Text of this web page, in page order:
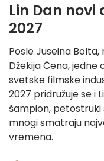
Lin Dan
2027
Posle Juseina
Džekija Čena,
svetske filmske
2027 pridružuje se i
šampion,
mnogi smatraju
vremena.